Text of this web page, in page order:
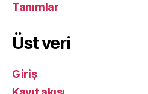
Tanımlar
Üst veri
Giriş